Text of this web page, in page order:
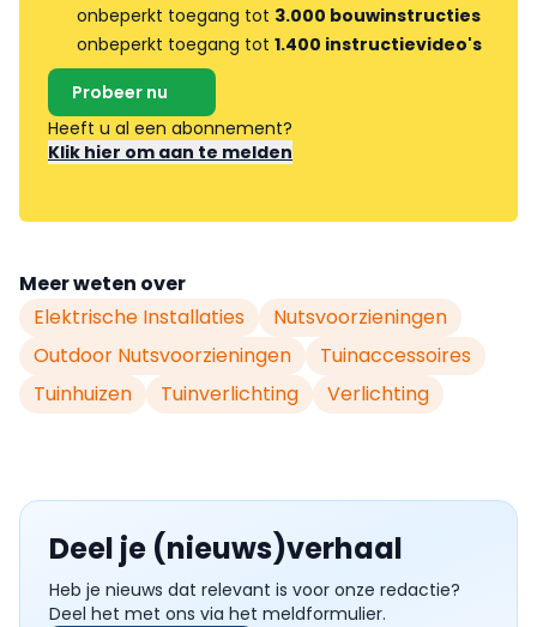
onbeperkt toegang tot 3.000 bouwinstructies
onbeperkt toegang tot 1.400 instructievideo's
Probeer nu
Heeft u al een abonnement?
Klik hier om aan te melden
Meer weten over
Elektrische Installaties
Nutsvoorzieningen
Outdoor Nutsvoorzieningen
Tuinaccessoires
Tuinhuizen
Tuinverlichting Verlichting
Deel je (nieuws)verhaal
Heb je nieuws dat relevant is voor onze redactie?
Deel het met ons via het meldformulier.